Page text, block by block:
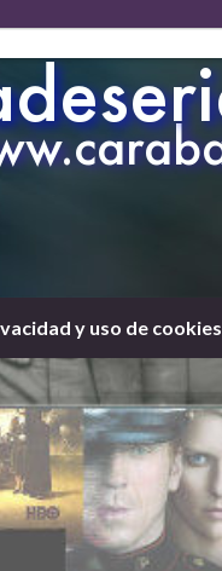
y uso de cookies